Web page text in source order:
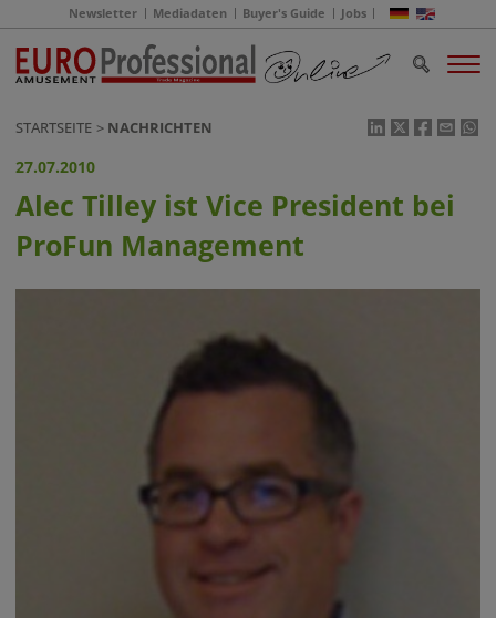
Newsletter Mediadaten Buyer's Guide Jobs
STARTSEITE NACHRICHTEN
27.07.2010
Alec Tilley ist Vice President bei
ProFun Management